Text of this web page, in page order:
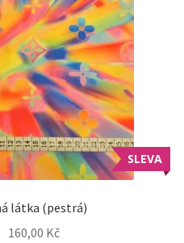
SLEVA
látka (pestrá)
Original
160,00 KčCurrent